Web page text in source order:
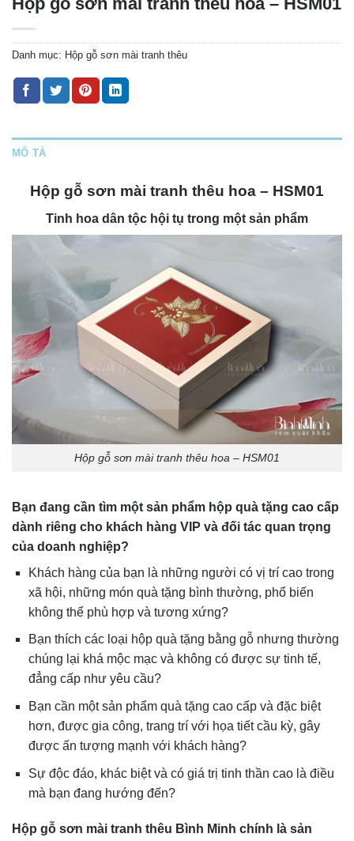
Danh mục: Hộp gỗ sơn mài tranh thêu
MÔ TẢ
Hộp gỗ sơn mài tranh thêu hoa – HSM01
Tinh hoa dân tộc hội tụ trong một sản phẩm
Hộp gỗ sơn mài tranh thêu hoa – HSM01
Bạn đang cần tìm một sản phẩm hộp quà tặng cao cấp
dành riêng cho khách hàng VIP và đối tác quan trọng
của doanh nghiệp?
Khách hàng của bạn là những người có vị trí cao trong
xã hội, những món quà tặng bình thường, phổ biến
không thể phù hợp và tương xứng?
Bạn thích các loại hộp quà tặng bằng gỗ nhưng thường
chúng lại khá mộc mạc và không có được sự tinh tế,
đẳng cấp như yêu cầu?
Bạn cần một sản phẩm quà tặng cao cấp và đặc biệt
hơn, được gia công, trang trí với họa tiết cầu kỳ, gây
được ấn tượng mạnh với khách hàng?
Sự độc đáo, khác biệt và có giá trị tinh thần cao là điều
mà bạn đang hướng đến?
Hộp gỗ sơn mài tranh thêu Bình Minh chính là sản